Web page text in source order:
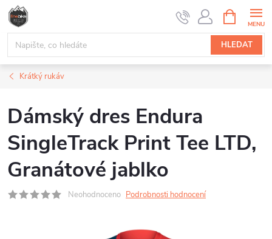
Přejít
obsah
HLEDAT
NÁKUPNÍ
KOŠÍK
Krátký rukáv
Dámský dres Endura
SingleTrack Print Tee LTD,
Granátové jablko
Neohodnoceno Podrobnosti hodnocení